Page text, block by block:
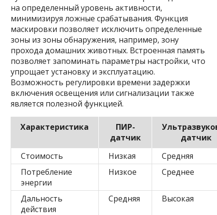
на определенный уровень активности,
минимизируя ложные срабатывания. Функция
маскировки позволяет исключить определенные
зоны из зоны обнаружения, например, зону
прохода домашних животных. Встроенная память
позволяет запоминать параметры настройки, что
упрощает установку и эксплуатацию.
Возможность регулировки времени задержки
включения освещения или сигнализации также
является полезной функцией.
Характеристика
ПИР-
датчик
датчик
Стоимость
Низкая
Средняя
Потребление
энергии
Низкое Среднее
Дальность
действия
Средняя Высокая